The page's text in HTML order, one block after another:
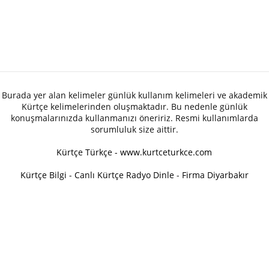
Burada yer alan kelimeler günlük kullanım kelimeleri ve akademik
Kürtçe kelimelerinden oluşmaktadır. Bu nedenle günlük
konuşmalarınızda kullanmanızı öneririz. Resmi kullanımlarda
sorumluluk size aittir.
Kürtçe Türkçe - www.kurtceturkce.com
Kürtçe Bilgi - Canlı Kürtçe Radyo Dinle - Firma Diyarbakır